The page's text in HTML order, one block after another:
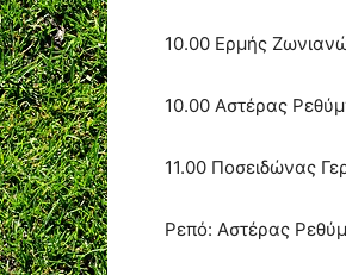
10.00 Ερμής
10.00 Αστέρας
11.00 Ποσειδώνας
Ρεπό: Αστέρας